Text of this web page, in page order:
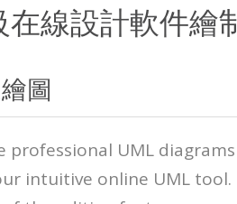
線設計軟件繪
圖
professional UML diagrams
intuitive online UML tool.